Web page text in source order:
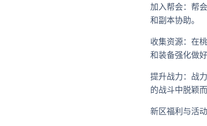
加入帮会：帮
和副本协助。
收集资源：在
和装备强化做好
提升战力：战
的战斗中脱颖而
新区福利与活动